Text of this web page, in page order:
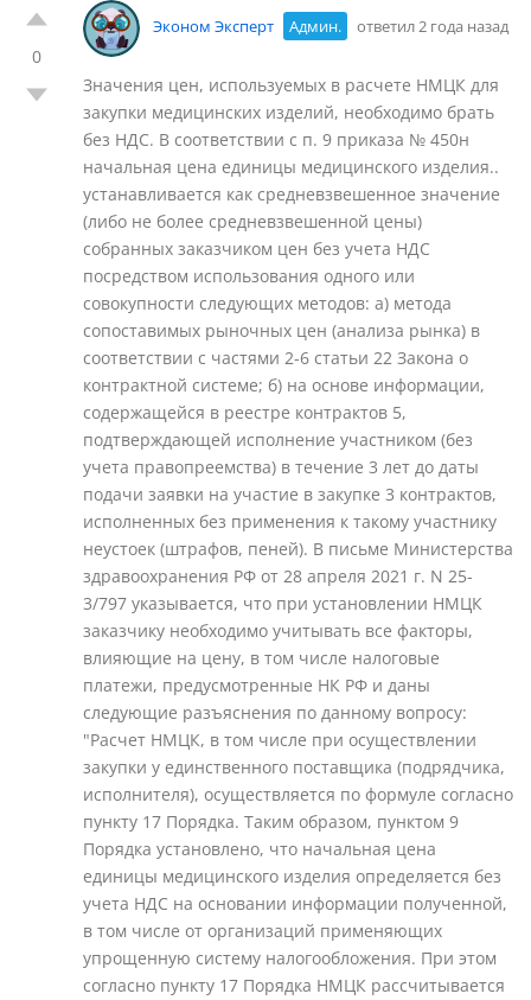
0
Эконом Эксперт Админ. ответил 2 года назад
Значения цен, используемых в расчете НМЦК для
закупки медицинских изделий, необходимо брать
без НДС. В соответствии с п. 9 приказа № 450н
начальная цена единицы медицинского изделия..
устанавливается как средневзвешенное значение
(либо не более средневзвешенной цены)
собранных заказчиком цен без учета НДС
посредством использования одного или
совокупности следующих методов: а) метода
сопоставимых рыночных цен (анализа рынка) в
соответствии с частями 2-6 статьи 22 Закона о
контрактной системе; б) на основе информации,
содержащейся в реестре контрактов 5,
подтверждающей исполнение участником (без
учета правопреемства) в течение 3 лет до даты
подачи заявки на участие в закупке 3 контрактов,
исполненных без применения к такому участнику
неустоек (штрафов, пеней). В письме Министерства
здравоохранения РФ от 28 апреля 2021 г. N 25-
3/797 указывается, что при установлении НМЦК
заказчику необходимо учитывать все факторы,
влияющие на цену, в том числе налоговые
платежи, предусмотренные НК РФ и даны
следующие разъяснения по данному вопросу:
"Расчет НМЦК, в том числе при осуществлении
закупки у единственного поставщика (подрядчика,
исполнителя), осуществляется по формуле согласно
пункту 17 Порядка. Таким образом, пунктом 9
Порядка установлено, что начальная цена
единицы медицинского изделия определяется без
учета НДС на основании информации полученной,
в том числе от организаций применяющих
упрощенную систему налогообложения. При этом
согласно пункту 17 Порядка НМЦК рассчитывается